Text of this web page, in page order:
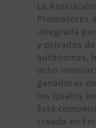
La
Promotores
integrada
y privados
autónomas,
ocho
ganadoras
los Quality
Esta
creada en